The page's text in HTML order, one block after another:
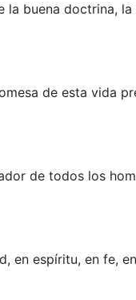
la buena doctrina, la
de esta vida
de todos los
en espíritu, en fe,